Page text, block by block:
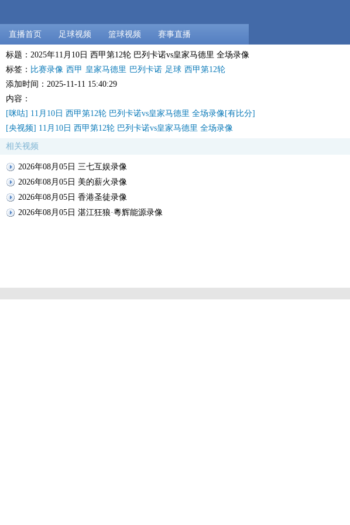
直播首页 足球视频 篮球视频 赛事直播
标题：2025年11月10日 西甲第12轮 巴列卡诺vs皇家马德里 全场录像
标签： 比赛录像 西甲 皇家马德里 巴列卡诺 足球 西甲第12轮
添加时间：2025-11-11 15:40:29
内容：
[咪咕] 11月10日 西甲第12轮 巴列卡诺vs皇家马德里 全场录像[有比分]
[央视频] 11月10日 西甲第12轮 巴列卡诺vs皇家马德里 全场录像
相关视频
2026年08月05日 三七互娱录像
2026年08月05日 美的薪火录像
2026年08月05日 香港圣徒录像
2026年08月05日 湛江狂狼·粵辉能源录像